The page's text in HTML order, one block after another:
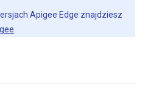
Apigee Edge znajdziesz